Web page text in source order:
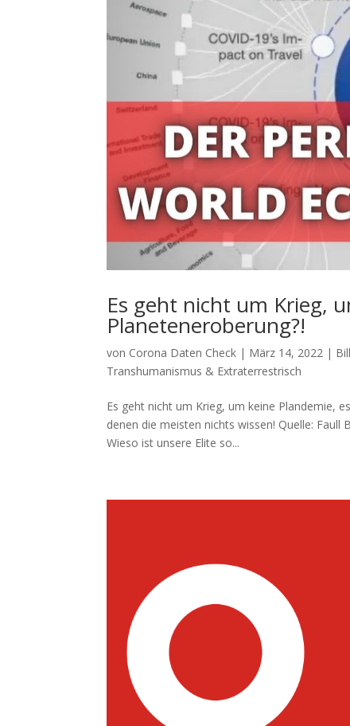
Es geht nicht um Krieg,
Planeteneroberung?!
von Corona Daten Check | März 14, 2022 |
Transhumanismus & Extraterrestrisch
Es geht nicht um Krieg, um keine Plandemie,
denen die meis­ten nichts wissen! Quel­le:
Wie­so ist unse­re Eli­te so...